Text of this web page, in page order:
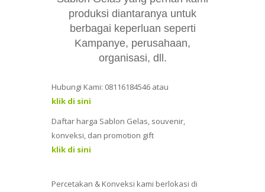
produksi diantaranya untuk
berbagai keperluan seperti
Kampanye, perusahaan,
organisasi, dll.
Hubungi Kami: 08116184546 atau
klik di sini
Daftar harga Sablon Gelas, souvenir,
konveksi, dan promotion gift
klik di sini
Percetakan & Konveksi kami berlokasi di